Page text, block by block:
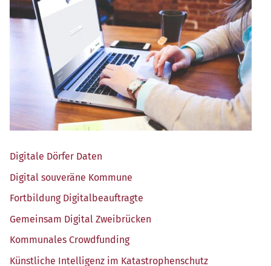
Digi­ta­le Dör­fer Daten
Digi­tal sou­ve­rä­ne Kommune
Fort­bil­dung Digitalbeauftragte
Gemein­sam Digi­tal Zweibrücken
Kom­mu­na­les Crowdfunding
Künst­li­che Intel­li­genz im Katastrophenschutz